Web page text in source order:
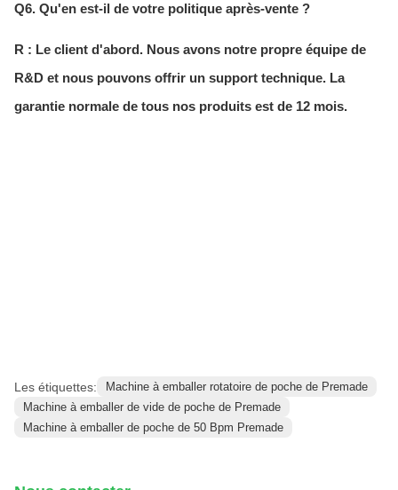
Q6. Qu'en est-il de votre politique après-vente ?
R : Le client d'abord. Nous avons notre propre équipe de
R&D et nous pouvons offrir un support technique. La
garantie normale de tous nos produits est de 12 mois.
Les étiquettes:
Machine à emballer rotatoire de poche de Premade
Machine à emballer de vide de poche de Premade
Machine à emballer de poche de 50 Bpm Premade